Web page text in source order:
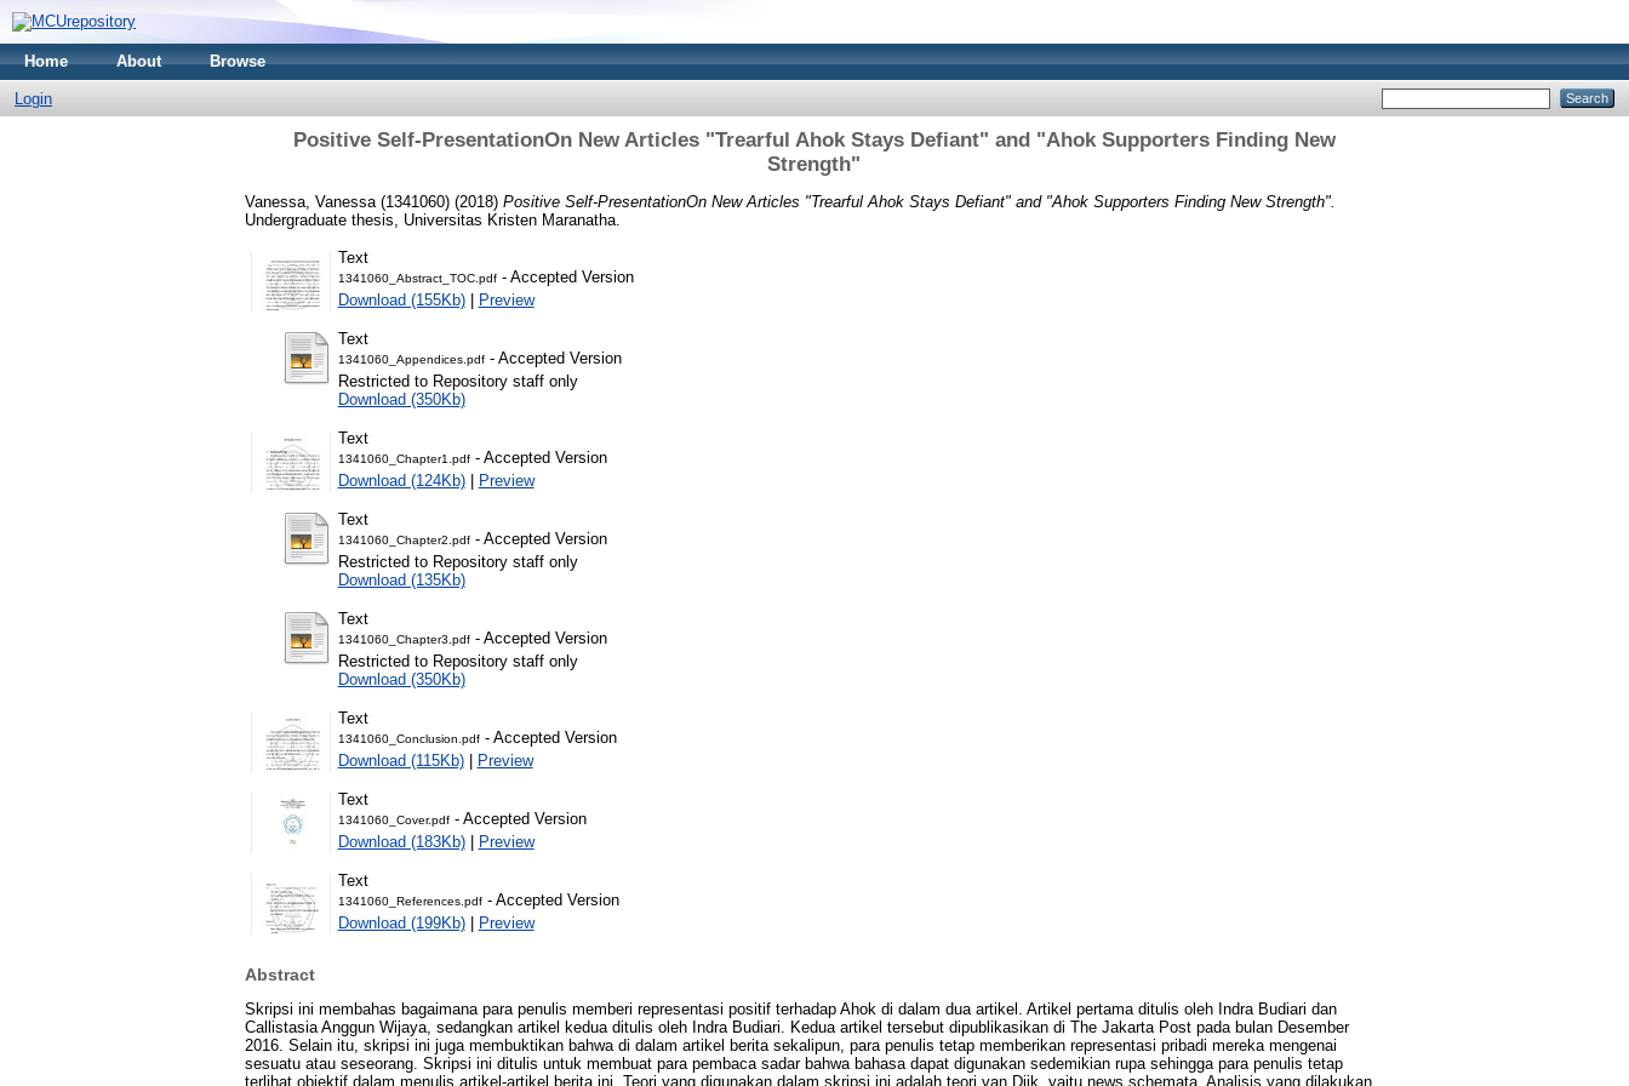
Home About Browse
Login
Positive Self-PresentationOn New Articles "Trearful Ahok Stays Defiant" and "Ahok Supporters Finding New
Strength"
Vanessa, Vanessa (1341060)(2018) Positive Self-PresentationOn New Articles "Trearful Ahok Stays Defiant" and "Ahok Supporters Finding New Strength".
Undergraduate thesis, Universitas Kristen Maranatha.
Text
1341060_Abstract_TOC.pdf- Accepted Version
Download (155Kb)| Preview
Text
1341060_Appendices.pdf- Accepted Version
Restricted to Repository staff only
Download (350Kb)
Text
1341060_Chapter1.pdf- Accepted Version
Download (124Kb)| Preview
Text
1341060_Chapter2.pdf- Accepted Version
Restricted to Repository staff only
Download (135Kb)
Text
1341060_Chapter3.pdf- Accepted Version
Restricted to Repository staff only
Download (350Kb)
Text
1341060_Conclusion.pdf- Accepted Version
Download (115Kb)| Preview
Text
1341060_Cover.pdf- Accepted Version
Download (183Kb)| Preview
Text
1341060_References.pdf- Accepted Version
Download (199Kb)| Preview
Abstract
Skripsi ini membahas bagaimana para penulis memberi representasi positif terhadap Ahok di dalam dua artikel. Artikel pertama ditulis oleh Indra Budiari dan
Callistasia Anggun Wijaya, sedangkan artikel kedua ditulis oleh Indra Budiari. Kedua artikel tersebut dipublikasikan di The Jakarta Post pada bulan Desember
2016. Selain itu, skripsi ini juga membuktikan bahwa di dalam artikel berita sekalipun, para penulis tetap memberikan representasi pribadi mereka mengenai
sesuatu atau seseorang. Skripsi ini ditulis untuk membuat para pembaca sadar bahwa bahasa dapat digunakan sedemikian rupa sehingga para penulis tetap
terlihat objektif dalam menulis artikel-artikel berita ini. Teori yang digunakan dalam skripsi ini adalah teori van Dijk, yaitu news schemata. Analisis yang dilakukan